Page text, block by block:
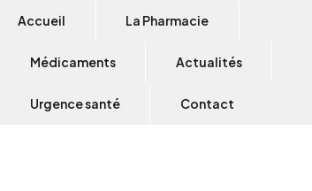
Accueil La Pharmacie
Médicaments Actualités
Urgence santé Contact